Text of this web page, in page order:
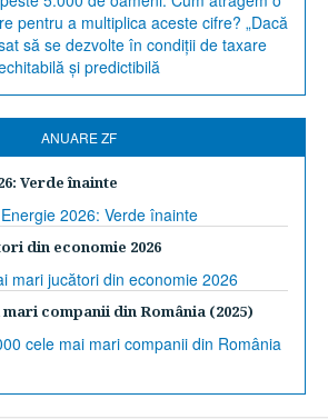
ANUARE ZF
Verde înainte
din economie 2026
mari companii din România (2025)